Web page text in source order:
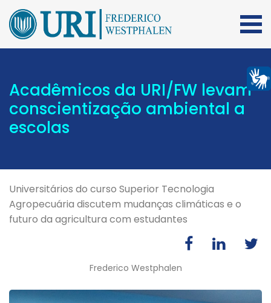
Acadêmicos da URI/FW levam
conscientização ambiental a
escolas
Universitários do curso Superior Tecnologia
Agropecuária discutem mudanças climáticas e o
futuro da agricultura com estudantes
Frederico Westphalen